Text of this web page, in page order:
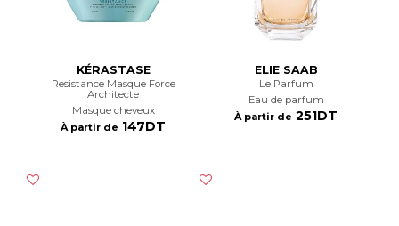
KÉRASTASE
Resistance Masque Force
Architecte
Masque cheveux
À partir de 147DT
ELIE SAAB
Le Parfum
Eau de parfum
À partir de 251DT